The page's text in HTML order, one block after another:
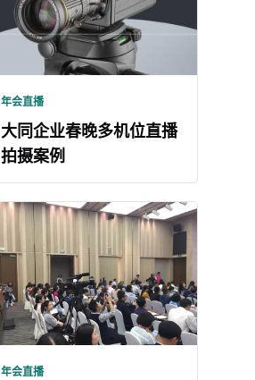
年会直播
大同企业春晚多机位直播
拍摄案例
年会直播